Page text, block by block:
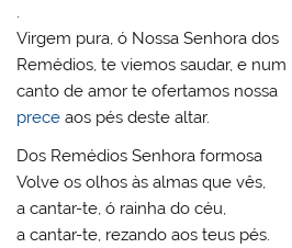
.
Virgem pura, ó Nossa Senhora dos
Remédios, te viemos saudar, e num
canto de amor te ofertamos nossa
prece aos pés deste altar.
Dos Remédios Senhora formosa
Volve os olhos às almas que vês,
a cantar-te, ó rainha do céu,
a cantar-te, rezando aos teus pés.